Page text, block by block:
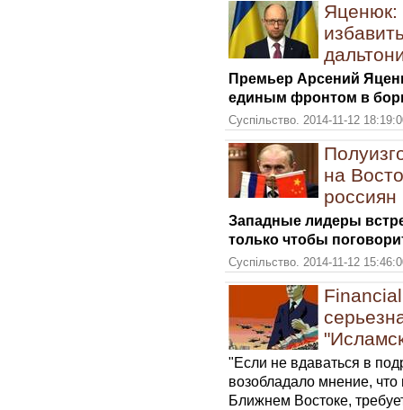
Яценюк:
Премьер Арсений
единым фронтом в
Суспільство. 2014-11-12
на
россиян
Западные лидеры
только чтобы
Суспільство. 2014-11-12
"Если не вдаваться в
возобладало мнение, что
Ближнем Востоке,